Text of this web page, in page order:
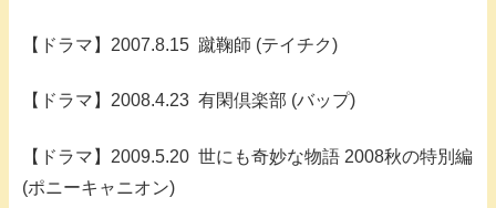
【ドラマ】2007.8.15 蹴鞠師 (テイチク)
【ドラマ】2008.4.23 有閑倶楽部 (バップ)
【ドラマ】2009.5.20 世にも奇妙な物語 2008秋の特別編
(ポニーキャニオン)